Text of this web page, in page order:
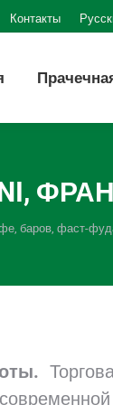
Контакты
баров, фаст-